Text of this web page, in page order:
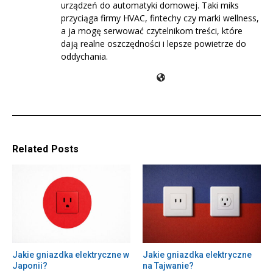
urządzeń do automatyki domowej. Taki miks
przyciąga firmy HVAC, fintechy czy marki wellness,
a ja mogę serwować czytelnikom treści, które
dają realne oszczędności i lepsze powietrze do
oddychania.
Related Posts
Jakie gniazdka elektryczne w
Japonii?
Jakie gniazdka elektryczne
na Tajwanie?